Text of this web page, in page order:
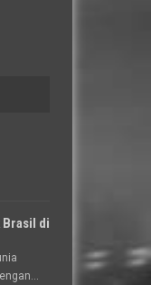
di